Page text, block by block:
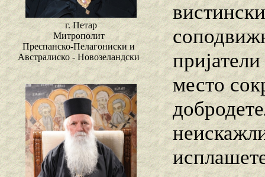
г. Петар
Митрополит
Преспанско-Пелагониски и
Австралиско - Новозеландски
место